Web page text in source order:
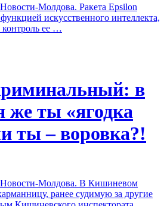
Молдова. Ракета Epsilon
искусственного интеллекта,
контроль ее …
в
же ты «ягодка
ты – воровка?!
Молдова. В Кишиневом
ранее судимую за другие